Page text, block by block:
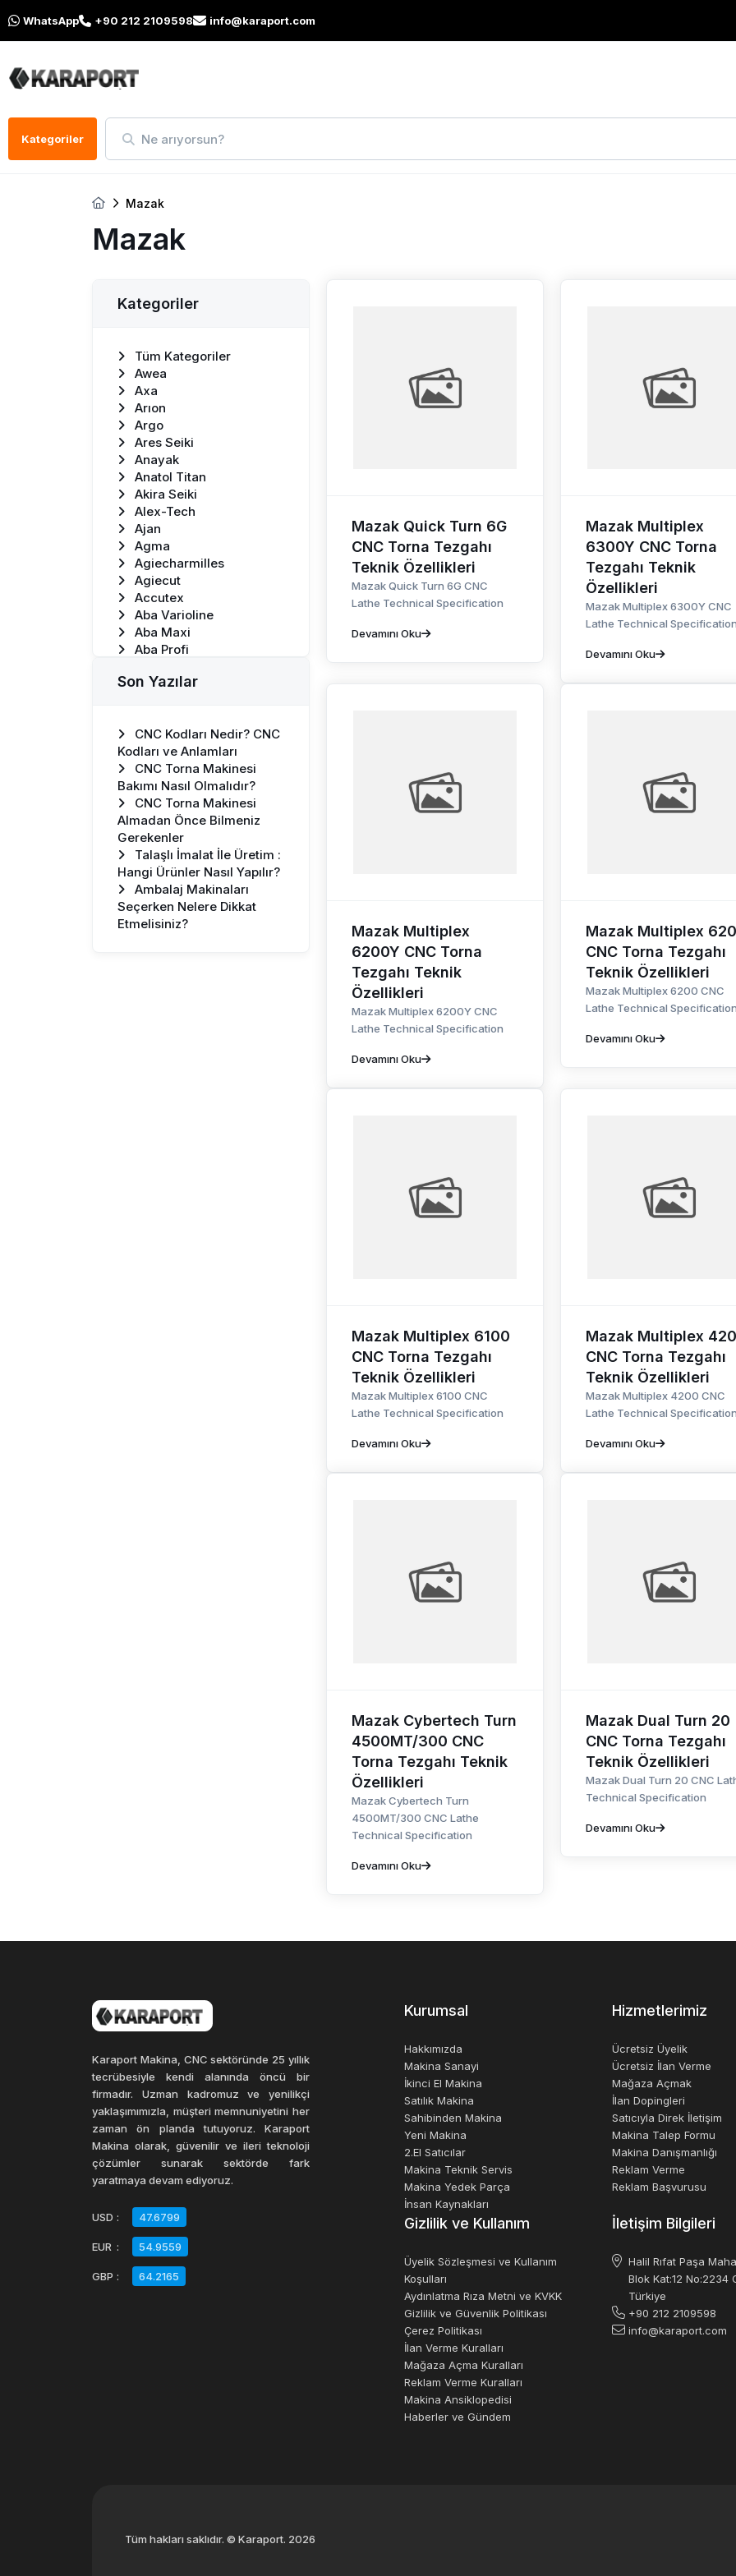
WhatsApp +90 212 2109598 info@karaport.com
Kategoriler Ne arıyorsun?
Mazak
Mazak
Kategoriler
Tüm Kategoriler
Awea
Axa
Arıon
Argo
Ares Seiki
Anayak
Anatol Titan
Akira Seiki
Alex-Tech
Ajan
Agma
Agiecharmilles
Agiecut
Accutex
Aba Varioline
Aba Maxi
Aba Profi
Aba Genius
Technical Specification
Mori Seiki
Mazak
Sektörel Makinacılar ve
Fuar Haberleri
Talaşlı İmalat
Makinaların Teknik
Özellikleri
Makina Bilgi Yazıları ve
Makaleler
BLOG
Makina Servis ve Çözüm
Son Yazılar
CNC Kodları Nedir? CNC
Kodları ve Anlamları
CNC Torna Makinesi
Bakımı Nasıl Olmalıdır?
CNC Torna Makinesi
Almadan Önce Bilmeniz
Gerekenler
Talaşlı İmalat İle Üretim :
Hangi Ürünler Nasıl Yapılır?
Ambalaj Makinaları
Seçerken Nelere Dikkat
Etmelisiniz?
Mazak Quick Turn 6G
CNC Torna Tezgahı
Teknik Özellikleri
Mazak Quick Turn 6G CNC
Lathe Technical Specification
Devamını Oku
Mazak Multiplex
6300Y CNC Torna
Tezgahı Teknik
Özellikleri
Mazak Multiplex 6300Y CNC
Lathe Technical
Devamını Oku
Mazak Multiplex
6200Y CNC Torna
Tezgahı Teknik
Özellikleri
Mazak Multiplex 6200Y CNC
Lathe Technical Specification
Devamını Oku
Mazak Multiplex
CNC Torna Tezgahı
Teknik Özellikleri
Mazak Multiplex 6200 CNC
Lathe Technical
Devamını Oku
Mazak Multiplex 6100
CNC Torna Tezgahı
Teknik Özellikleri
Mazak Multiplex 6100 CNC
Lathe Technical Specification
Devamını Oku
Mazak Multiplex
CNC Torna Tezgahı
Teknik Özellikleri
Mazak Multiplex 4200 CNC
Lathe Technical
Devamını Oku
Mazak Cybertech Turn
4500MT/300 CNC
Torna Tezgahı Teknik
Özellikleri
Mazak Cybertech Turn
4500MT/300 CNC Lathe
Technical Specification
Devamını Oku
Mazak Dual Turn 20
CNC Torna Tezgahı
Teknik Özellikleri
Mazak Dual Turn 20 CNC
Technical Specification
Devamını Oku
Karaport Makina, CNC sektöründe 25 yıllık
tecrübesiyle kendi alanında öncü bir
firmadır. Uzman kadromuz ve yenilikçi
yaklaşımımızla, müşteri memnuniyetini her
zaman ön planda tutuyoruz. Karaport
Makina olarak, güvenilir ve ileri teknoloji
çözümler sunarak sektörde fark
yaratmaya devam ediyoruz.
USD : 47.6799
EUR : 54.9559
GBP : 64.2165
Kurumsal
Hakkımızda
Makina Sanayi
İkinci El Makina
Satılık Makina
Sahibinden Makina
Yeni Makina
2.El Satıcılar
Makina Teknik Servis
Makina Yedek Parça
İnsan Kaynakları
Hizmetlerimiz
Ücretsiz Üyelik
Ücretsiz İlan Verme
Mağaza Açmak
İlan Dopingleri
Satıcıyla Direk İletişim
Makina Talep Formu
Makina Danışmanlığı
Reklam Verme
Reklam Başvurusu
Gizlilik ve Kullanım
Üyelik Sözleşmesi ve Kullanım
Koşulları
Aydınlatma Rıza Metni ve KVKK
Gizlilik ve Güvenlik Politikası
Çerez Politikası
İlan Verme Kuralları
Mağaza Açma Kuralları
Reklam Verme Kuralları
Makina Ansiklopedisi
Haberler ve Gündem
İletişim Bilgileri
Halil Rıfat Paşa
Blok Kat:12 No:2234
Türkiye
+90 212 2109598
info@karaport.com
Tüm hakları saklıdır. © Karaport. 2026